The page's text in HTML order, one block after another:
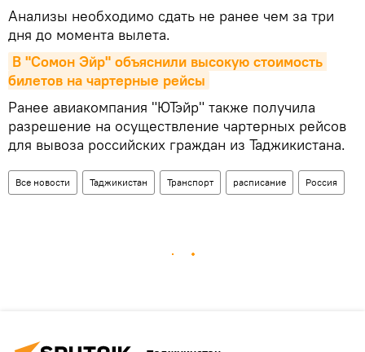
Анализы необходимо сдать не ранее чем за три
дня до момента вылета.
В "Сомон Эйр" объяснили высокую стоимость
билетов на чартерные рейсы
Ранее авиакомпания "ЮТэйр" также получила
разрешение на осуществление чартерных рейсов
для вывоза российских граждан из Таджикистана.
Все новости Таджикистан Транспорт расписание Россия